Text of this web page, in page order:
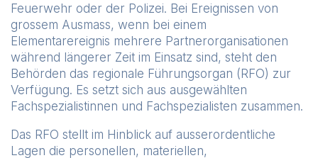
Feuerwehr oder der Polizei. Bei Ereignissen von
grossem Ausmass, wenn bei einem
Elementarereignis mehrere Partnerorganisationen
während längerer Zeit im Einsatz sind, steht den
Behörden das regionale Führungsorgan (RFO) zur
Verfügung. Es setzt sich aus ausgewählten
Fachspezialistinnen und Fachspezialisten zusammen.
Das RFO stellt im Hinblick auf ausserordentliche
Lagen die personellen, materiellen,